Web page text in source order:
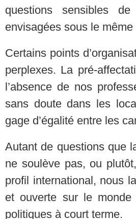
questions sensibles
envisagées sous le même
Certains points
perplexes. La pré-
l’absence de nos
sans doute dans les
gage d’égalité entre les
Autant de questions que
ne soulève pas, ou
profil international, nous
et ouverte sur le monde
politiques à court terme.